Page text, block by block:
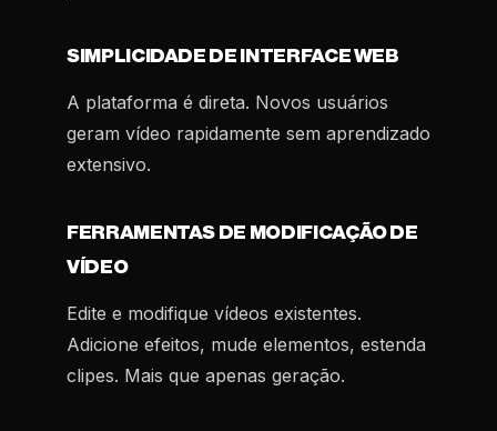
SIMPLICIDADE DE INTERFACE WEB
A plataforma é direta. Novos usuários
geram vídeo rapidamente sem aprendizado
extensivo.
FERRAMENTAS DE MODIFICAÇÃO DE
VÍDEO
Edite e modifique vídeos existentes.
Adicione efeitos, mude elementos, estenda
clipes. Mais que apenas geração.